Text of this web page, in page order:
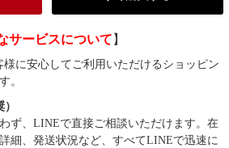
サービスについて 】
に安心してご利用いただけるショッピン
。
ず、LINEで直接ご相談いただけます。在
細、発送状況など、すべてLINEで迅速に